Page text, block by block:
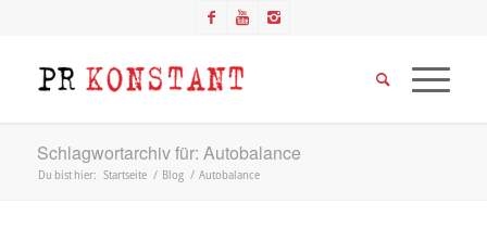
Schlagwortarchiv für: Autobalance
Du bist hier: Startseite / Blog / Autobalance